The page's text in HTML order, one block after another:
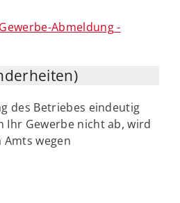
Abmeldung -
des Betriebes eindeutig
Ihr Gewerbe nicht ab, wird
wegen